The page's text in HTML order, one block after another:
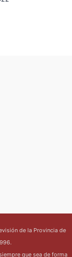
de la Provincia de
que sea de forma